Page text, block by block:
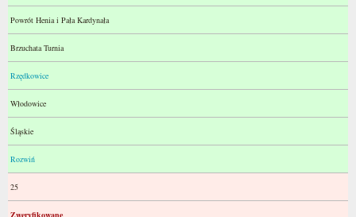
Powrót Henia i Pała Kardynała
Brzuchata Turnia
Rzędkowice
Włodowice
Śląskie
Rozwiń
25
Zweryfikowane